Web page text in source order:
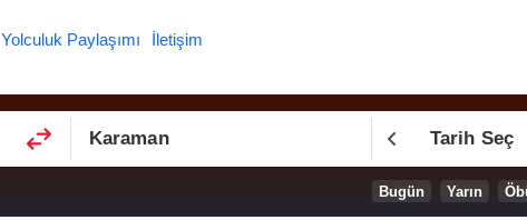
Yolculuk Paylaşımı İletişim
Tarih Seç
Bugün Yarın